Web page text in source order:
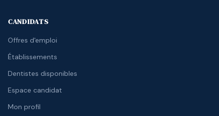
CANDIDATS
Offres d'emploi
Établissements
Dentistes disponibles
Espace candidat
Mon profil